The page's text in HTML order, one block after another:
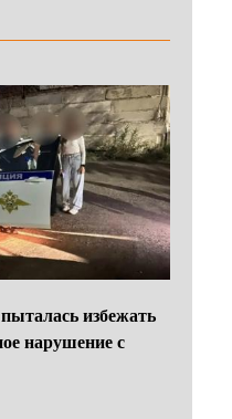
избежать
нарушение с